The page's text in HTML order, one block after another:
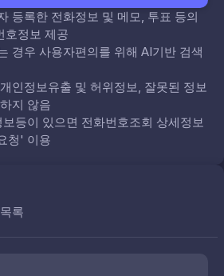
등록한 전화정보 및 메모, 투표 등의
호정보 제공
경우 사용자편의를 위해 AI기반 검색
인정보유출 및 허위정보, 잘못된 정보
지 않음
등이 있으면 전화번호조회 상세정보
청' 이용
록